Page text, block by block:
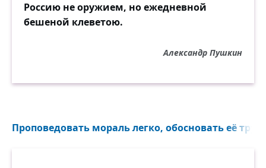
Россию не оружием, но ежедневной
бешеной клеветою.
Александр Пушкин
Проповедовать мораль легко, обосновать её